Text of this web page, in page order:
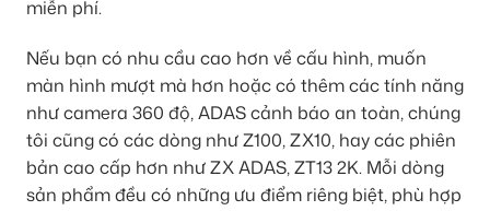
miễn phí.
Nếu bạn có nhu cầu cao hơn về cấu hình, muốn
màn hình mượt mà hơn hoặc có thêm các tính năng
như camera 360 độ, ADAS cảnh báo an toàn, chúng
tôi cũng có các dòng như Z100, ZX10, hay các phiên
bản cao cấp hơn như ZX ADAS, ZT13 2K. Mỗi dòng
sản phẩm đều có những ưu điểm riêng biệt, phù hợp